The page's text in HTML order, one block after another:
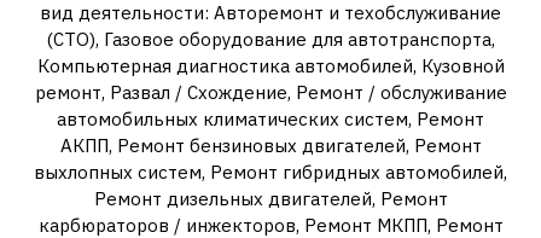
вид деятельности: Авторемонт и техобслуживание
(СТО), Газовое оборудование для автотранспорта,
Компьютерная диагностика автомобилей, Кузовной
ремонт, Развал / Схождение, Ремонт / обслуживание
автомобильных климатических систем, Ремонт
АКПП, Ремонт бензиновых двигателей, Ремонт
выхлопных систем, Ремонт гибридных автомобилей,
Ремонт дизельных двигателей, Ремонт
карбюраторов / инжекторов, Ремонт МКПП, Ремонт